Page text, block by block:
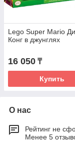
Lego Super Mario
Конг в джунглях
16 050 ₸
Купить
О нас
Рейтинг не
Менее 5